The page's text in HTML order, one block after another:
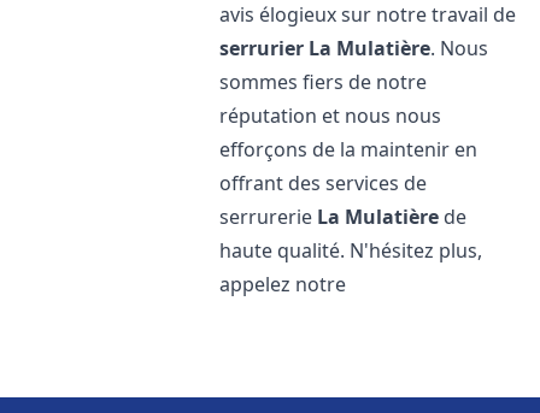
avis élogieux sur notre travail de
serrurier La Mulatière. Nous
sommes fiers de notre
réputation et nous nous
efforçons de la maintenir en
offrant des services de
serrurerie La Mulatière de
haute qualité. N'hésitez plus,
appelez notre